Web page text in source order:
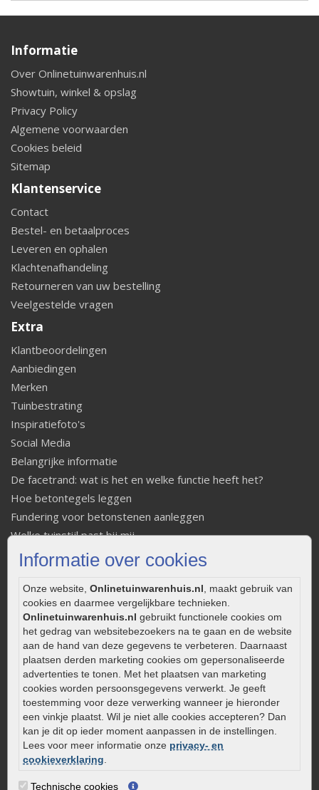
Informatie over cookies
Onze website, Onlinetuinwarenhuis.nl , maakt gebruik van
cookies en daarmee vergelijkbare technieken.
Onlinetuinwarenhuis.nl gebruikt functionele cookies om
het gedrag van websitebezoekers na te gaan en de website
aan de hand van deze gegevens te verbeteren. Daarnaast
plaatsen derden marketing cookies om gepersonaliseerde
advertenties te tonen. Met het plaatsen van marketing
cookies worden persoonsgegevens verwerkt. Je geeft
toestemming voor deze verwerking wanneer je hieronder
een vinkje plaatst. Wil je niet alle cookies accepteren? Dan
kan je dit op ieder moment aanpassen in de instellingen.
Lees voor meer informatie onze privacy- en
cookieverklaring
Technische cookies
Informatie
Over Onlinetuinwarenhuis.nl
Showtuin, winkel & opslag
Privacy Policy
Algemene voorwaarden
Cookies beleid
Sitemap
Klantenservice
Contact
Bestel- en betaalproces
Leveren en ophalen
Klachtenafhandeling
Retourneren van uw bestelling
Veelgestelde vragen
Extra
Klantbeoordelingen
Aanbiedingen
Merken
Tuinbestrating
Inspiratiefoto's
Social Media
Belangrijke informatie
De facetrand: wat is het en welke functie heeft het?
Hoe betontegels leggen
Fundering voor betonstenen aanleggen
Welke tuinstijl past bij mij
Strakke tuin inrichten
Onderhoud van gebakken bestrating
Aanlegtips voor gebakken bestrating
Zelf een terras aanleggen
Kleine stadstuin inrichten
0320 – 219170
Kaapstanderweg 41
8243 RB Lelystad
info@onlinetuinwarenhuis.nl
Routebeschrijving